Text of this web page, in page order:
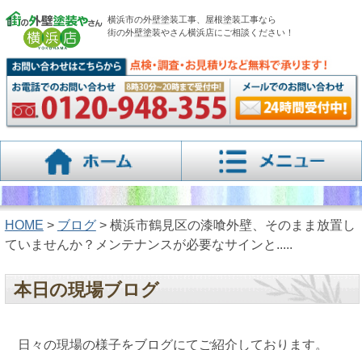
横浜市の外壁塗装工事、屋根塗装工事なら
街の外壁塗装やさん横浜店にご相談ください！
HOME > ブログ> 横浜市鶴見区の漆喰外壁、そのまま放置し
ていませんか？メンテナンスが必要なサインと.....
本日の現場ブログ
日々の現場の様子をブログにてご紹介しております。